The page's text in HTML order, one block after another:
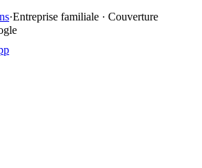
·Entreprise familiale · Couverture